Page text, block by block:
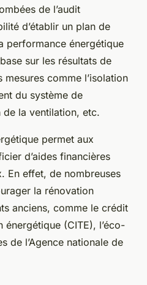
de l’audit
d’établir un plan de
performance énergétique
sur les résultats de
mesures comme l’isolation
du système de
de la ventilation, etc.
permet aux
d’aides financières
En effet, de nombreuses
la rénovation
anciens, comme le crédit
(CITE), l’éco-
de l’Agence nationale de